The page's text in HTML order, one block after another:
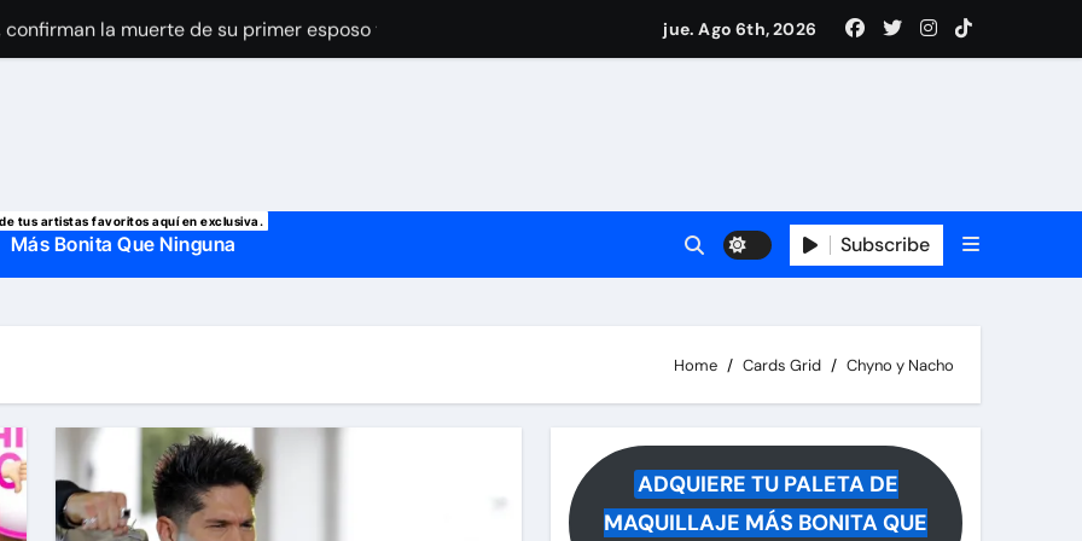
la muerte de su primer esposo y su actual marido reacciona a la noticiajue. Ago 6th, 2026
tus artistas favoritos aquí en exclusiva.
Más Bonita Que Ninguna Subscribe
Home Cards Grid Chyno y Nacho
ADQUIERE TU PALETA DE
MAQUILLAJE MÁS BONITA QUE